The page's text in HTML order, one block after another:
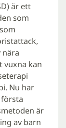
är ett
som
nära
vuxna kan
Nu har
är
av barn